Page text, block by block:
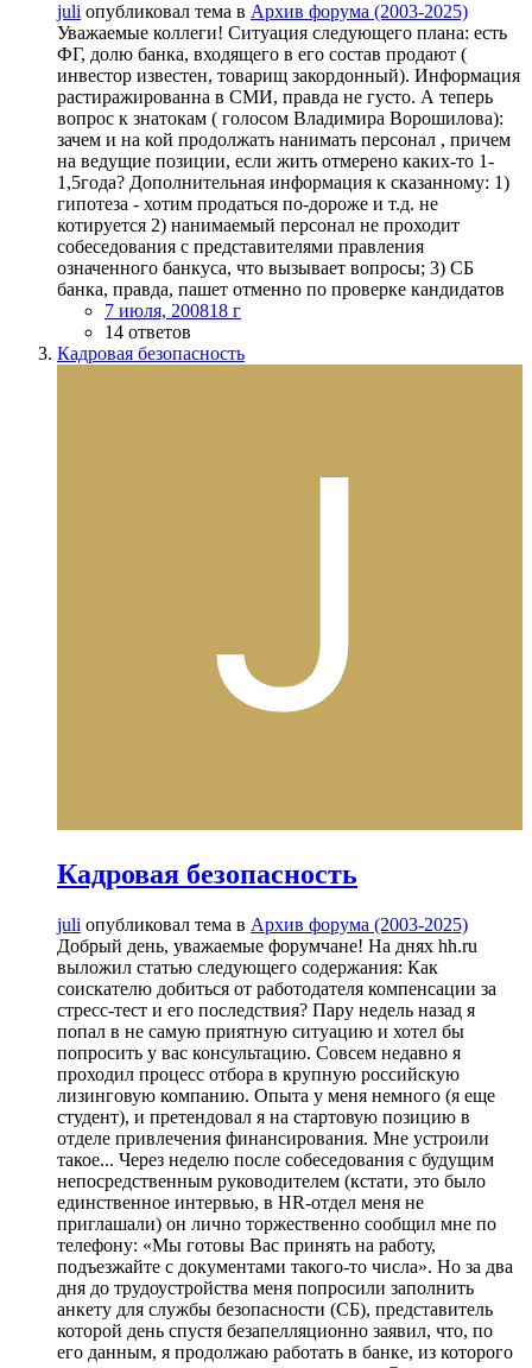
juli опубликовал тема в Архив форума (2003-2025)
Уважаемые коллеги! Ситуация следующего плана: есть
ФГ, долю банка, входящего в его состав продают (
инвестор известен, товарищ закордонный). Информация
растиражированна в СМИ, правда не густо. А теперь
вопрос к знатокам ( голосом Владимира Ворошилова):
зачем и на кой продолжать нанимать персонал , причем
на ведущие позиции, если жить отмерено каких-то 1-
1,5года? Дополнительная информация к сказанному: 1)
гипотеза - хотим продаться по-дороже и т.д. не
котируется 2) нанимаемый персонал не проходит
собеседования с представителями правления
означенного банкуса, что вызывает вопросы; 3) СБ
банка, правда, пашет отменно по проверке кандидатов
7 июля, 200818 г
14 ответов
Кадровая безопасность
Кадровая безопасность
juli опубликовал тема в Архив форума (2003-2025)
Добрый день, уважаемые форумчане! На днях hh.ru
выложил статью следующего содержания: Как
соискателю добиться от работодателя компенсации за
стресс-тест и его последствия? Пару недель назад я
попал в не самую приятную ситуацию и хотел бы
попросить у вас консультацию. Совсем недавно я
проходил процесс отбора в крупную российскую
лизинговую компанию. Опыта у меня немного (я еще
студент), и претендовал я на стартовую позицию в
отделе привлечения финансирования. Мне устроили
такое... Через неделю после собеседования с будущим
непосредственным руководителем (кстати, это было
единственное интервью, в HR-отдел меня не
приглашали) он лично торжественно сообщил мне по
телефону: «Мы готовы Вас принять на работу,
подъезжайте с документами такого-то числа». Но за два
дня до трудоустройства меня попросили заполнить
анкету для службы безопасности (СБ), представитель
которой день спустя безапелляционно заявил, что, по
его данным, я продолжаю работать в банке, из которого